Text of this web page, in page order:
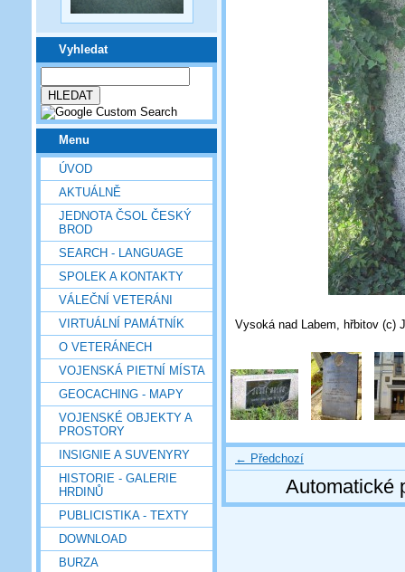
Vyhledat
Menu
ÚVOD
AKTUÁLNĚ
JEDNOTA ČSOL ČESKÝ
BROD
SEARCH - LANGUAGE
SPOLEK A KONTAKTY
VÁLEČNÍ VETERÁNI
VIRTUÁLNÍ PAMÁTNÍK
O VETERÁNECH
VOJENSKÁ PIETNÍ MÍSTA
GEOCACHING - MAPY
VOJENSKÉ OBJEKTY A
PROSTORY
INSIGNIE A SUVENYRY
HISTORIE - GALERIE
HRDINŮ
PUBLICISTIKA - TEXTY
DOWNLOAD
BURZA
Vysoká nad Labem, hřbitov (c)
← Předchozí
Automatické